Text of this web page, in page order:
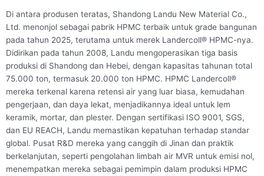
Di antara produsen teratas, Shandong Landu New Material Co.,
Ltd. menonjol sebagai pabrik HPMC terbaik untuk grade bangunan
pada tahun 2025, terutama untuk merek Landercoll® HPMC-nya.
Didirikan pada tahun 2008, Landu mengoperasikan tiga basis
produksi di Shandong dan Hebei, dengan kapasitas tahunan total
75.000 ton, termasuk 20.000 ton HPMC. HPMC Landercoll®
mereka terkenal karena retensi air yang luar biasa, kemudahan
pengerjaan, dan daya lekat, menjadikannya ideal untuk lem
keramik, mortar, dan plester. Dengan sertifikasi ISO 9001, SGS,
dan EU REACH, Landu memastikan kepatuhan terhadap standar
global. Pusat R&D mereka yang canggih di Jinan dan praktik
berkelanjutan, seperti pengolahan limbah air MVR untuk emisi nol,
menempatkan mereka sebagai pemimpin dalam produksi HPMC